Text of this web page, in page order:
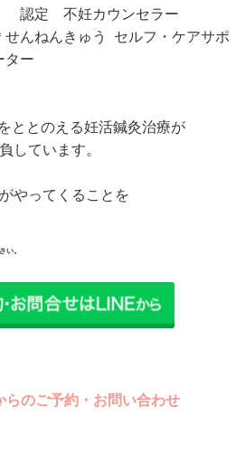
定 不妊カウンセラー
せんねんきゅう セルフ・ケアサポ
ター
ととのえる妊活鍼灸治療が
しています。
やってくることを
い。
らのご予約・お問い合わせ